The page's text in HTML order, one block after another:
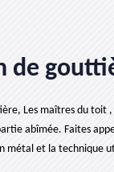
de
Les maîtres du
abîmée. Faites
et la technique